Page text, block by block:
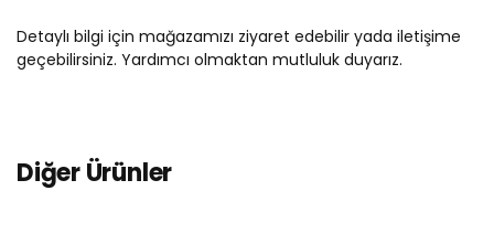
Detaylı bilgi için mağazamızı ziyaret edebilir yada iletişime
geçebilirsiniz. Yardımcı olmaktan mutluluk duyarız.
Diğer Ürünler